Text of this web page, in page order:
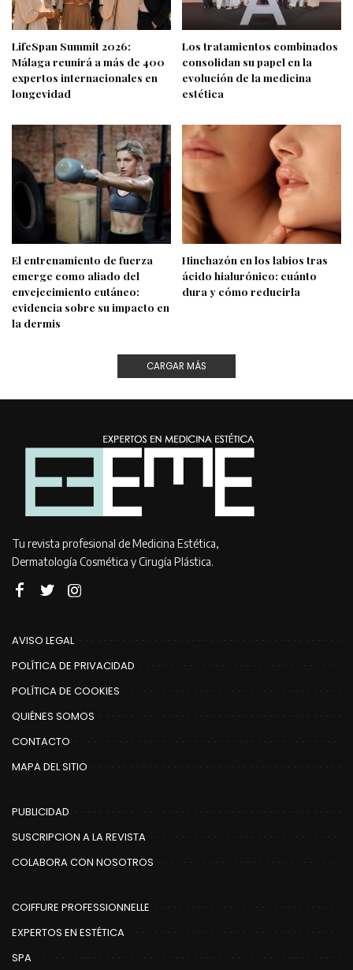
LifeSpan Summit 2026:
Málaga reunirá a más de 400
expertos internacionales en
longevidad
Los tratamientos combinados
consolidan su papel en la
evolución de la medicina
estética
El entrenamiento de fuerza
emerge como aliado del
envejecimiento cutáneo:
evidencia sobre su impacto en
la dermis
Hinchazón en los labios tras
ácido hialurónico: cuánto
dura y cómo reducirla
CARGAR MÁS
Tu revista profesional de Medicina Estética,
Dermatología Cosmética y Cirugía Plástica.
AVISO LEGAL
POLÍTICA DE PRIVACIDAD
POLÍTICA DE COOKIES
QUIÉNES SOMOS
CONTACTO
MAPA DEL SITIO
PUBLICIDAD
SUSCRIPCION A LA REVISTA
COLABORA CON NOSOTROS
COIFFURE PROFESSIONNELLE
EXPERTOS EN ESTÉTICA
SPA